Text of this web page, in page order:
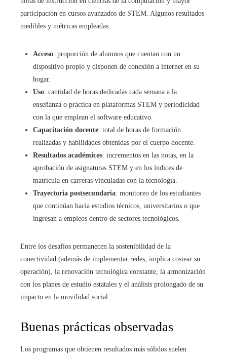
participación en cursos avanzados de STEM. Algunos resultados
medibles y métricas empleadas:
Acceso: proporción de alumnos que cuentan con un
dispositivo propio y disponen de conexión a internet en su
hogar.
Uso: cantidad de horas dedicadas cada semana a la
enseñanza o práctica en plataformas STEM y periodicidad
con la que emplean el software educativo.
Capacitación docente: total de horas de formación
realizadas y habilidades obtenidas por el cuerpo docente.
Resultados académicos: incrementos en las notas, en la
aprobación de asignaturas STEM y en los índices de
matrícula en carreras vinculadas con la tecnología.
Trayectoria postsecundaria: monitoreo de los estudiantes
que continúan hacia estudios técnicos, universitarios o que
ingresan a empleos dentro de sectores tecnológicos.
Entre los desafíos permanecen la sostenibilidad de la
conectividad (además de implementar redes, implica costear su
operación), la renovación tecnológica constante, la armonización
con los planes de estudio estatales y el análisis prolongado de su
impacto en la movilidad social.
Buenas prácticas observadas
Los programas que obtienen resultados más sólidos suelen